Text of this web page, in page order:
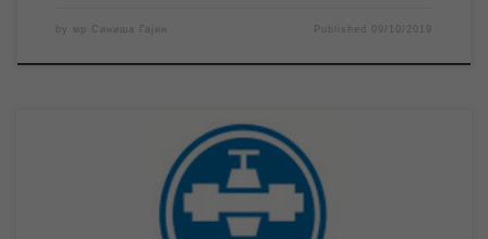
by мр Синиша Гајин Published 09/10/2019
У току извођења радова на изградњи обилазнице извођач
радова је у близини кружног тока на Михајловачком путу
покидаo подземни високонапонски кабл који снабдева